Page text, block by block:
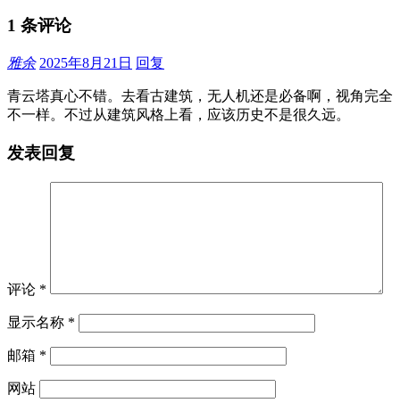
1 条评论
雅余 2025年8月21日 回复
青云塔真心不错。去看古建筑，无人机还是必备啊，视角完全
不一样。不过从建筑风格上看，应该历史不是很久远。
发表回复
评论 *
显示名称 *
邮箱 *
网站